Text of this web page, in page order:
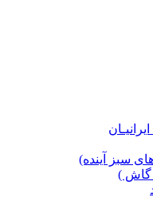
سبز آینده)
گاش )